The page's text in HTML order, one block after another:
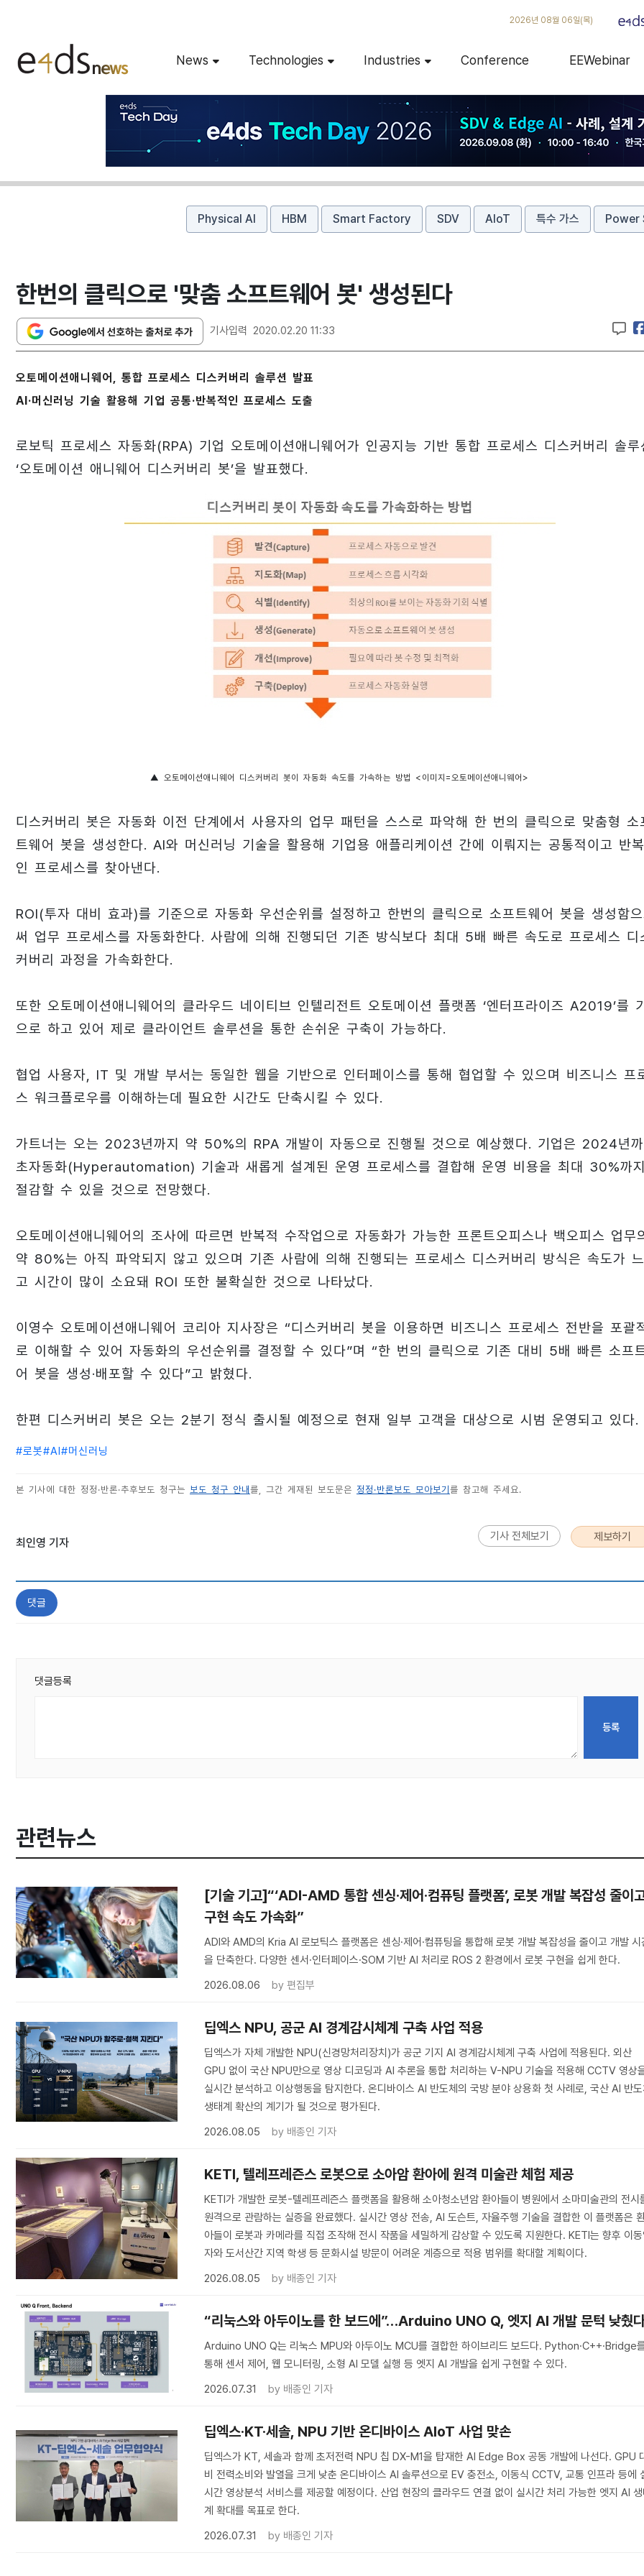
2026년 08월 06일(목)
News Technologies Industries Conference EEWebinar
Physical AI HBM Smart Factory SDV AIoT 특수 가스 Power
한번의 클릭으로 '맞춤 소프트웨어 봇' 생성된다
기사입력 2020.02.20 11:33
오토메이션애니웨어, 통합 프로세스 디스커버리 솔루션 발표
AI·머신러닝 기술 활용해 기업 공통·반복적인 프로세스 도출
로보틱 프로세스 자동화(RPA) 기업 오토메이션애니웨어가 인공지능 기반 통합 프로세스 디스커버리 솔루
‘오토메이션 애니웨어 디스커버리 봇’을 발표했다.
▲ 오토메이션애니웨어 디스커버리 봇이 자동화 속도를 가속하는 방법 <이미지=오토메이션애니웨어>
디스커버리 봇은 자동화 이전 단계에서 사용자의 업무 패턴을 스스로 파악해 한 번의 클릭으로 맞춤형 소
트웨어 봇을 생성한다. AI와 머신러닝 기술을 활용해 기업용 애플리케이션 간에 이뤄지는 공통적이고 반
인 프로세스를 찾아낸다.
ROI(투자 대비 효과)를 기준으로 자동화 우선순위를 설정하고 한번의 클릭으로 소프트웨어 봇을 생성함
써 업무 프로세스를 자동화한다. 사람에 의해 진행되던 기존 방식보다 최대 5배 빠른 속도로 프로세스 디
커버리 과정을 가속화한다.
또한 오토메이션애니웨어의 클라우드 네이티브 인텔리전트 오토메이션 플랫폼 ‘엔터프라이즈 A2019’를
으로 하고 있어 제로 클라이언트 솔루션을 통한 손쉬운 구축이 가능하다.
협업 사용자, IT 및 개발 부서는 동일한 웹을 기반으로 인터페이스를 통해 협업할 수 있으며 비즈니스 프
스 워크플로우를 이해하는데 필요한 시간도 단축시킬 수 있다.
가트너는 오는 2023년까지 약 50%의 RPA 개발이 자동으로 진행될 것으로 예상했다. 기업은 2024년
초자동화(Hyperautomation) 기술과 새롭게 설계된 운영 프로세스를 결합해 운영 비용을 최대 30%까
절감할 수 있을 것으로 전망했다.
오토메이션애니웨어의 조사에 따르면 반복적 수작업으로 자동화가 가능한 프론트오피스나 백오피스 업무
약 80%는 아직 파악되지 않고 있으며 기존 사람에 의해 진행되는 프로세스 디스커버리 방식은 속도가
고 시간이 많이 소요돼 ROI 또한 불확실한 것으로 나타났다.
이영수 오토메이션애니웨어 코리아 지사장은 “디스커버리 봇을 이용하면 비즈니스 프로세스 전반을 포괄
로 이해할 수 있어 자동화의 우선순위를 결정할 수 있다”며 “한 번의 클릭으로 기존 대비 5배 빠른 소프
어 봇을 생성·배포할 수 있다”고 밝혔다.
한편 디스커버리 봇은 오는 2분기 정식 출시될 예정으로 현재 일부 고객을 대상으로 시범 운영되고 있다.
#로봇#AI#머신러닝
본 기사에 대한 정정·반론·추후보도 청구는 보도 청구 안내 를, 그간 게재된 보도문은 정정·반론보도 모아보기 를 참고해 주세요.
최인영 기자 기사 전체보기 제보하기
댓글
댓글등록
관련뉴스
[기술 기고]“‘ADI-AMD 통합 센싱·제어·컴퓨팅 플랫폼’, 로봇 개발 복잡성 줄이
구현 속도 가속화”
ADI와 AMD의 Kria AI 로보틱스 플랫폼은 센싱·제어·컴퓨팅을 통합해 로봇 개발 복잡성을 줄이고 개발 시
을 단축한다. 다양한 센서·인터페이스·SOM 기반 AI 처리로 ROS 2 환경에서 로봇 구현을 쉽게 한다.
2026.08.06
by편집부
딥엑스 NPU, 공군 AI 경계감시체계 구축 사업 적용
딥엑스가 자체 개발한 NPU(신경망처리장치)가 공군 기지 AI 경계감시체계 구축 사업에 적용된다. 외산
GPU 없이 국산 NPU만으로 영상 디코딩과 AI 추론을 통합 처리하는 V-NPU 기술을 적용해 CCTV 영상
실시간 분석하고 이상행동을 탐지한다. 온디바이스 AI 반도체의 국방 분야 상용화 첫 사례로, 국산 AI 반
생태계 확산의 계기가 될 것으로 평가된다.
2026.08.05
by 배종인 기자
KETI, 텔레프레즌스 로봇으로 소아암 환아에 원격 미술관 체험 제공
KETI가 개발한 로봇-텔레프레즌스 플랫폼을 활용해 소아청소년암 환아들이 병원에서 소마미술관의 전시
원격으로 관람하는 실증을 완료했다. 실시간 영상 전송, AI 도슨트, 자율주행 기술을 결합한 이 플랫폼은
아들이 로봇과 카메라를 직접 조작해 전시 작품을 세밀하게 감상할 수 있도록 지원한다. KETI는 향후 이
자와 도서산간 지역 학생 등 문화시설 방문이 어려운 계층으로 적용 범위를 확대할 계획이다.
2026.08.05
by 배종인 기자
“리눅스와 아두이노를 한 보드에”…Arduino UNO Q, 엣지 AI 개발 문턱 낮췄
Arduino UNO Q는 리눅스 MPU와 아두이노 MCU를 결합한 하이브리드 보드다. Python·C++·Bridge
통해 센서 제어, 웹 모니터링, 소형 AI 모델 실행 등 엣지 AI 개발을 쉽게 구현할 수 있다.
2026.07.31
by 배종인 기자
딥엑스·KT·세솔, NPU 기반 온디바이스 AIoT 사업 맞손
딥엑스가 KT, 세솔과 함께 초저전력 NPU 칩 DX-M1을 탑재한 AI Edge Box 공동 개발에 나선다. GPU
비 전력소비와 발열을 크게 낮춘 온디바이스 AI 솔루션으로 EV 충전소, 이동식 CCTV, 교통 인프라 등에
시간 영상분석 서비스를 제공할 예정이다. 산업 현장의 클라우드 연결 없이 실시간 처리 가능한 엣지 AI
계 확대를 목표로 한다.
2026.07.31
by 배종인 기자